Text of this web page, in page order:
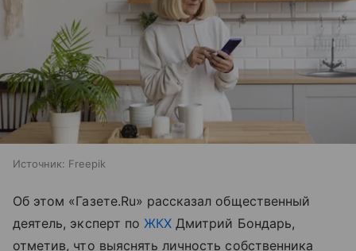
Источник: Freepik
Об этом «Газете.Ru» рассказал общественный
деятель, эксперт по ЖКХ Дмитрий Бондарь,
отметив, что выяснять личность собственника